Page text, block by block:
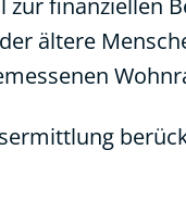
zur finanziellen
ältere